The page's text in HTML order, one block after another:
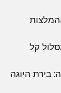
קל
בירת היוגה